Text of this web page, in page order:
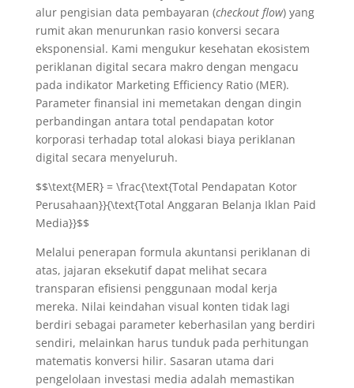
alur pengisian data pembayaran (checkout flow) yang
rumit akan menurunkan rasio konversi secara
eksponensial. Kami mengukur kesehatan ekosistem
periklanan digital secara makro dengan mengacu
pada indikator Marketing Efficiency Ratio (MER).
Parameter finansial ini memetakan dengan dingin
perbandingan antara total pendapatan kotor
korporasi terhadap total alokasi biaya periklanan
digital secara menyeluruh.
$$\text{MER} = \frac{\text{Total Pendapatan Kotor
Perusahaan}}{\text{Total Anggaran Belanja Iklan Paid
Media}}$$
Melalui penerapan formula akuntansi periklanan di
atas, jajaran eksekutif dapat melihat secara
transparan efisiensi penggunaan modal kerja
mereka. Nilai keindahan visual konten tidak lagi
berdiri sebagai parameter keberhasilan yang berdiri
sendiri, melainkan harus tunduk pada perhitungan
matematis konversi hilir. Sasaran utama dari
pengelolaan investasi media adalah memastikan